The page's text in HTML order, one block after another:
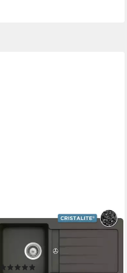
Granitspüle Typos D-100 S,
rechteckig, 86/43,5 cm, mit
Ablauf und Abtropffläche,
links und rechts einbaubar